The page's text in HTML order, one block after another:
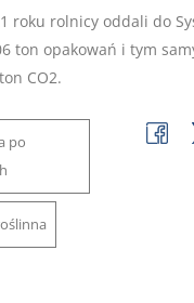
roku rolnicy oddali do
ton opakowań i tym
CO2.
po